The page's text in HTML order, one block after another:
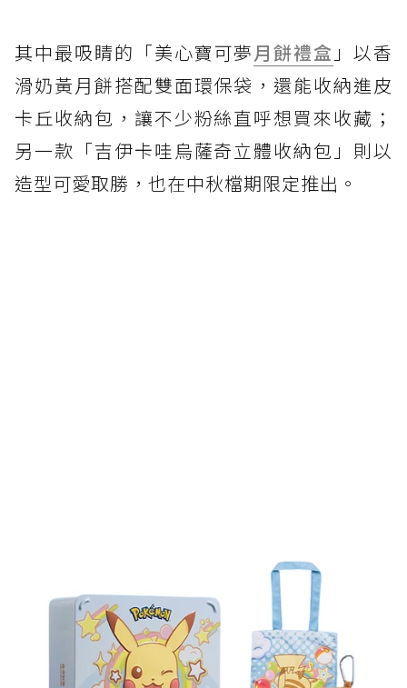
其中最吸睛的「美心寶可夢月餅禮盒 」以香
滑奶黃月餅搭配雙面環保袋，還能收納進皮
卡丘收納包，讓不少粉絲直呼想買來收藏；
另一款「吉伊卡哇烏薩奇立體收納包」則以
造型可愛取勝，也在中秋檔期限定推出。